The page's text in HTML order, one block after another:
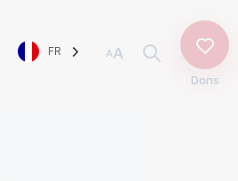
FR AA
Dons